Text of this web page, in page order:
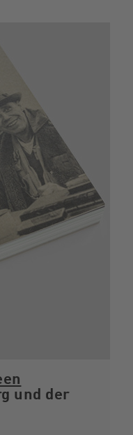
und der